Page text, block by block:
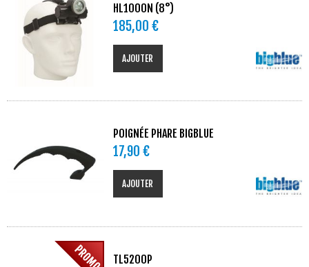
HL1000N (8°)
185,00 €
AJOUTER
POIGNÉE PHARE BIGBLUE
17,90 €
AJOUTER
TL5200P